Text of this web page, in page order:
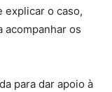
explicar o caso,
acompanhar os
para dar apoio à